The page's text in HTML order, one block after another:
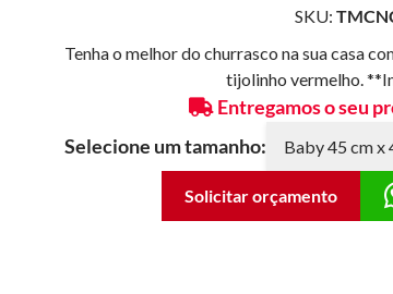
SKU:
Tenha o melhor do churrasco na sua casa
tijolinho vermelho.
Entregamos o seu
Selecione um tamanho:
Solicitar orçamento